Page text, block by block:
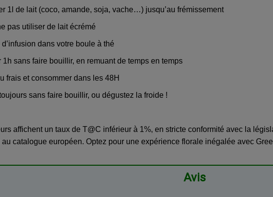
1l de lait (coco, amande, soja, vache…) jusqu’au frémissement
pas utiliser de lait écrémé
dans votre boule à thé
1h sans faire bouillir, en remuant de temps en temps
frais et consommer dans les 48H
sans faire bouillir, ou dégustez la froide !
affichent un taux de T@C inférieur à 1%, en stricte conformité avec la
au catalogue européen. Optez pour une expérience florale inégalée avec
Avis